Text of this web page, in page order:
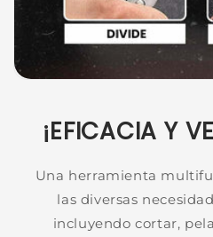
¡EFICACIA Y
Una herramienta
las diversas
incluyendo cortar,